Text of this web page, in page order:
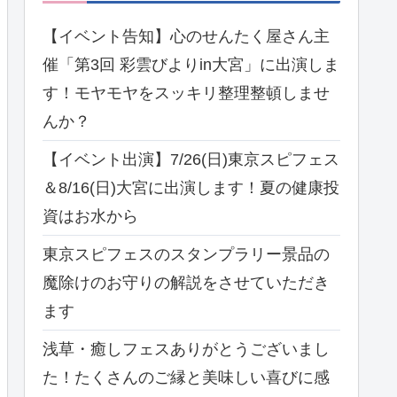
【イベント告知】心のせんたく屋さん主
催「第3回 彩雲びよりin大宮」に出演しま
す！モヤモヤをスッキリ整理整頓しませ
んか？
【イベント出演】7/26(日)東京スピフェス
＆8/16(日)大宮に出演します！夏の健康投
資はお水から
東京スピフェスのスタンプラリー景品の
魔除けのお守りの解説をさせていただき
ます
浅草・癒しフェスありがとうございまし
た！たくさんのご縁と美味しい喜びに感